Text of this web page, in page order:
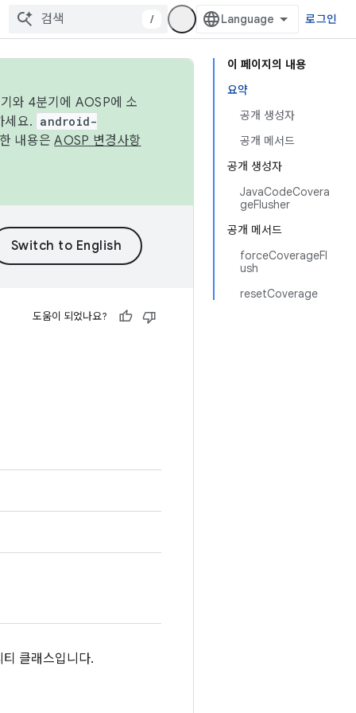
/ 로그인
이 페이지의 내용
요약
공개 생성자
공개 메서드
공개 생성자
JavaCodeCovera
geFlusher
공개 메서드
forceCoverageFl
ush
resetCoverage
와 4분기에 AOSP에 소
세요. android-
내용은AOSP 변경사항
도움이 되었나요?
클래스입니다.